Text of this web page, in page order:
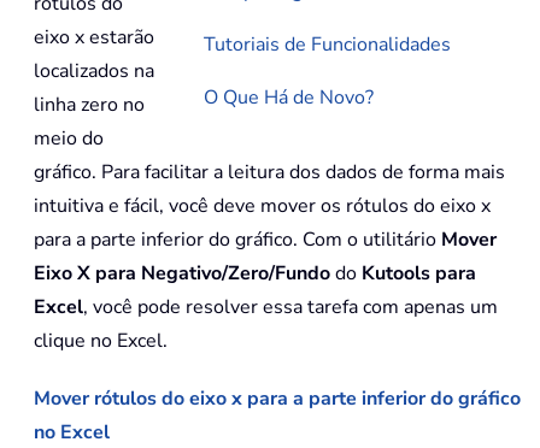
Tutoriais de Funcionalidades
O Que Há de Novo?
eixo x estarão
localizados na
linha zero no
meio do
gráfico. Para facilitar a leitura dos dados de forma mais
intuitiva e fácil, você deve mover os rótulos do eixo x
para a parte inferior do gráfico. Com o utilitário Mover
Eixo X para Negativo/Zero/Fundodo Kutools para
Excel, você pode resolver essa tarefa com apenas um
clique no Excel.
Mover rótulos do eixo x para a parte inferior do gráfico
no Excel